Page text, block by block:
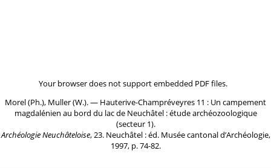
Your browser does not support embedded PDF files.
Morel (Ph.), Muller (W.). ― Hauterive-Champréveyres 11 : Un campement
magdalénien au bord du lac de Neuchâtel : étude archéozoologique
(secteur 1).
Archéologie Neuchâteloise, 23. Neuchâtel : éd. Musée cantonal d’Archéologie,
1997, p. 74-82.